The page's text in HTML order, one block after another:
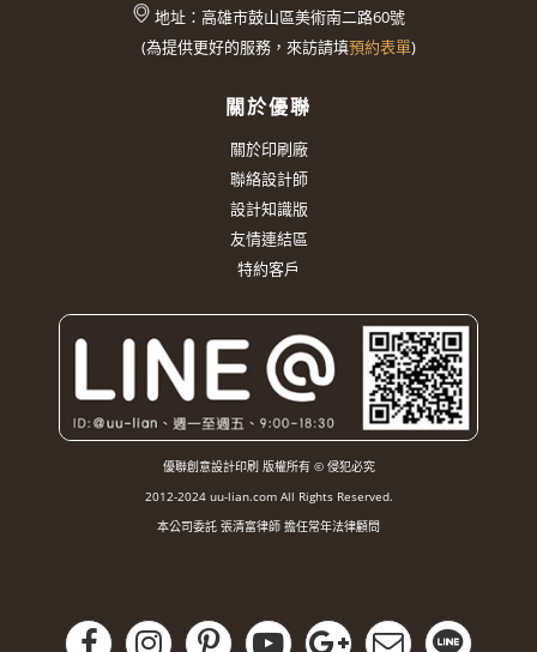
地址： 高雄市鼓山區美術南二路60號
(為提供更好的服務，來訪請填預約表單)
關於優聯
關於印刷廠
聯絡設計師
設計知識版
友情連結區
特約客戶
優聯創意設計印刷 版權所有 © 侵犯必究
2012-2024 uu-lian.com All Rights Reserved.
本公司委託 張清富律師 擔任常年法律顧問